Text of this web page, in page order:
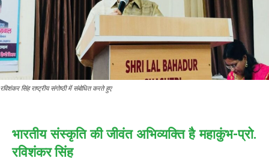
रविशंकर सिंह राष्ट्रीय संगोष्ठी में संबोधित करते हुए
भारतीय संस्कृति की जीवंत अभिव्यक्ति है महाकुंभ-प्रो.
रविशंकर सिंह